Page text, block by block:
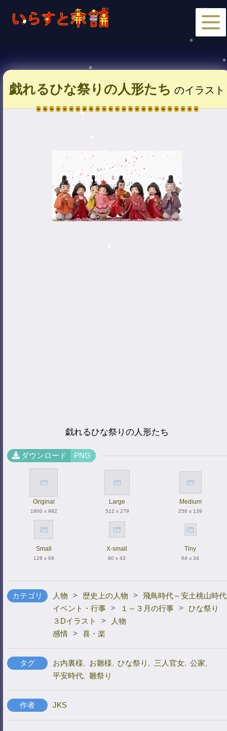
戯れるひな祭りの人形たち のイラスト
戯れるひな祭りの人形たち
ダウンロード PNG
Original
1800 x 982
Large
512 x 279
Medium
256 x 139
Small
128 x 69
X-small
80 x 43
Tiny
64 x 34
カテゴリ 人物 > 歴史上の人物 > 飛鳥時代～安土桃山時代
イベント・行事 > １～３月の行事 > ひな祭り
３Dイラスト
>
人物
感情 > 喜・楽
タグ お内裏様, お雛様, ひな祭り , 三人官女, 公家,
平安時代, 雛祭り
作者 JKS